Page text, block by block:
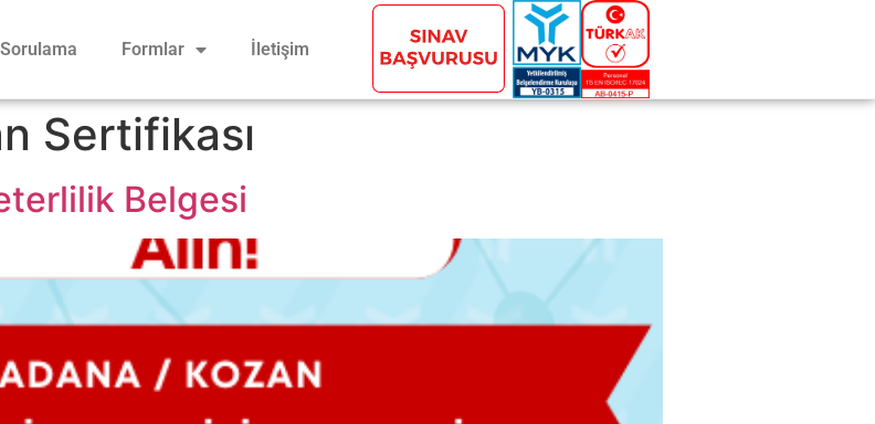
Formlar İletişim
Sertifikası
Belgesi